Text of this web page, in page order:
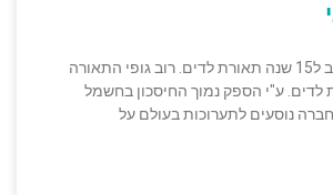
מנורץ מייבאת קרוב ל15 שנה תאורת לדים. רוב גופי התאורה
ע"י הספק נמוך החיסכון בחשמל
נוסעים לתערוכות בעולם על